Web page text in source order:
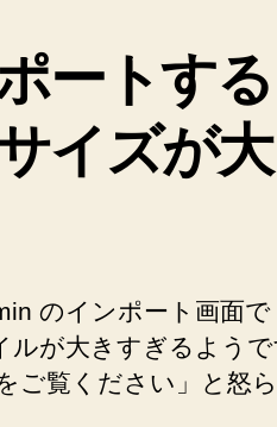
ートす
イズが
のインポート画面
ルが大きすぎるよう
ご覧ください」と怒ら